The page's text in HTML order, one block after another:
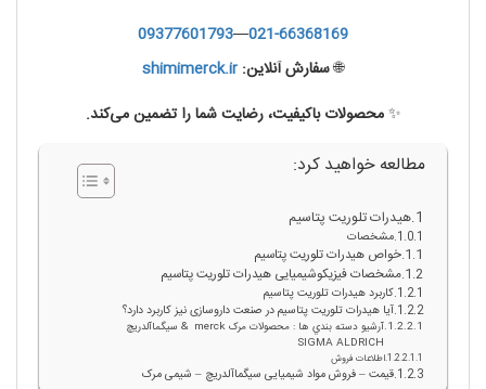
021-66368169
—
09377601793
سفارش آنلاین:shimimerck.ir
محصولات باکیفیت، رضایت شما را تضمین می‌کند.
مطالعه خواهید کرد:
هیدرات تلوریت پتاسیم
مشخصات
خواص هیدرات تلوریت پتاسیم
مشخصات فیزیکوشیمیایی هیدرات تلوریت پتاسیم
کاربرد هیدرات تلوریت پتاسیم
آیا هیدرات تلوریت پتاسیم در صنعت داروسازی نیز کاربرد دارد؟
آرشيو دسته بندي ها : محصولات مرک merck & سيگماآلدريچ
SIGMA ALDRICH
اطلاعات فروش
قیمت – فروش مواد شیمیایی سیگماآلدریچ – شیمی مرک